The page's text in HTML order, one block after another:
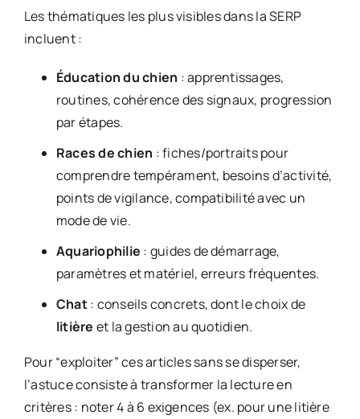
Les thématiques les plus visibles dans la SERP
incluent :
Éducation du chien : apprentissages,
routines, cohérence des signaux, progression
par étapes.
Races de chien : fiches/portraits pour
comprendre tempérament, besoins d’activité,
points de vigilance, compatibilité avec un
mode de vie.
Aquariophilie : guides de démarrage,
paramètres et matériel, erreurs fréquentes.
Chat: conseils concrets, dont le choix de
litière et la gestion au quotidien.
Pour “exploiter” ces articles sans se disperser,
l’astuce consiste à transformer la lecture en
critères : noter 4 à 6 exigences (ex. pour une litière